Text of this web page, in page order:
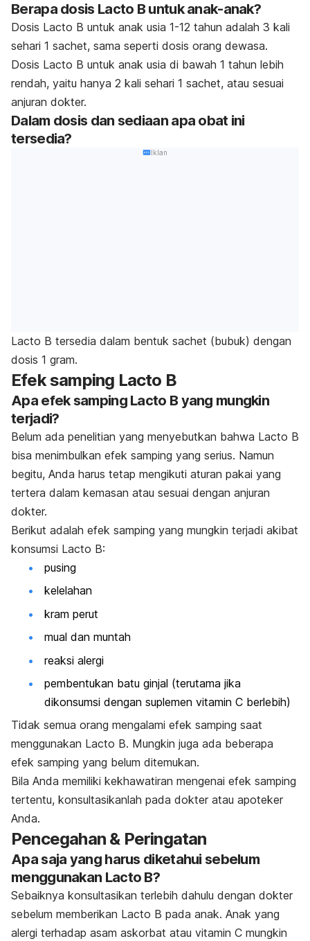
Berapa dosis Lacto B untuk anak-anak?
Dosis Lacto B untuk anak usia 1-12 tahun adalah 3 kali
sehari 1 sachet, sama seperti dosis orang dewasa.
Dosis Lacto B untuk anak usia di bawah 1 tahun lebih
rendah, yaitu hanya 2 kali sehari 1 sachet, atau sesuai
anjuran dokter.
Dalam dosis dan sediaan apa obat ini
tersedia?
Iklan
Lacto B tersedia dalam bentuk sachet (bubuk) dengan
dosis 1 gram.
Efek samping Lacto B
Apa efek samping Lacto B yang mungkin
terjadi?
Belum ada penelitian yang menyebutkan bahwa Lacto B
bisa menimbulkan efek samping yang serius. Namun
begitu, Anda harus tetap mengikuti aturan pakai yang
tertera dalam kemasan atau sesuai dengan anjuran
dokter.
Berikut adalah efek samping yang mungkin terjadi akibat
konsumsi Lacto B:
pusing
kelelahan
kram perut
mual dan muntah
reaksi alergi
pembentukan batu ginjal (terutama jika
dikonsumsi dengan suplemen vitamin C berlebih)
Tidak semua orang mengalami efek samping saat
menggunakan Lacto B. Mungkin juga ada beberapa
efek samping yang belum ditemukan.
Bila Anda memiliki kekhawatiran mengenai efek samping
tertentu, konsultasikanlah pada dokter atau apoteker
Anda.
Pencegahan & Peringatan
Apa saja yang harus diketahui sebelum
menggunakan Lacto B?
Sebaiknya konsultasikan terlebih dahulu dengan dokter
sebelum memberikan Lacto B pada anak. Anak yang
alergi terhadap asam askorbat atau vitamin C mungkin